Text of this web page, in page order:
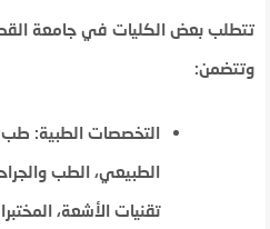
تتطلب بعض الكليات في جامعة
وتتضمن:
التخصصات الطبية: طب
الطبيعي، الطب
تقنيات الأشعة،